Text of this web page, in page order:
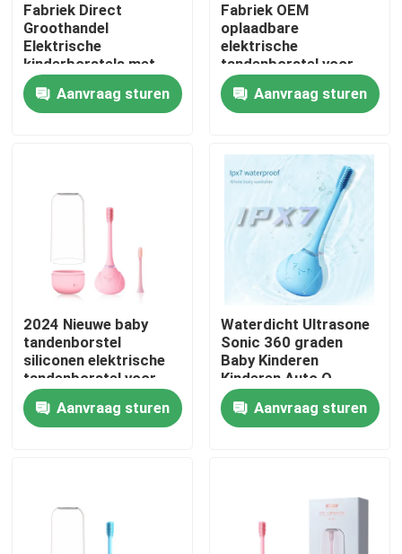
Thuis
Producten
Over ons
Neem contact met ons op
Vraag een offerte
Waterdichte Elektrische Tandenborstel
Fabriek Direct
Groothandel
Elektrische
kinderborstels met
draadloos opladen
Aanvraag sturen
Fabriek OEM
oplaadbare
elektrische
tandenborstel voor
kinderen van 3-15 jaar
met cirkelvormig
siliconen
Aanvraag sturen
2024 Nieuwe baby
tandenborstel
siliconen elektrische
tandenborstel voor
kinderen met slimme
timerAanvraag sturen
Waterdicht Ultrasone
Sonic 360 graden
Baby Kinderen
Kinderen Auto O-
Shape Electr
Toothbrush
Aanvraag sturen